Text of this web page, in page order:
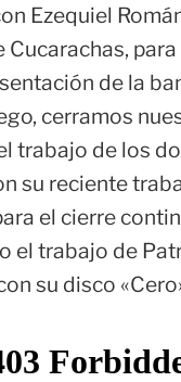
Ezequiel
de la
cerramos
trabajo de los
su reciente
el cierre
el trabajo de
su disco